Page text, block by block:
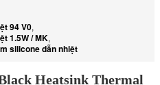
94 V0,
1.5W / MK,
silicone dẫn nhiệt
Heatsink Thermal